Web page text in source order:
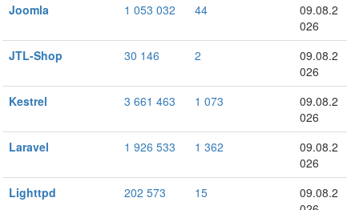
Joomla
1 053 032 44
09.08.2
026
JTL-Shop
30 146 2
09.08.2
026
Kestrel
3 661 463 1 073
09.08.2
026
Laravel
1 926 533 1 362
09.08.2
026
Lighttpd
202 573 15
09.08.2